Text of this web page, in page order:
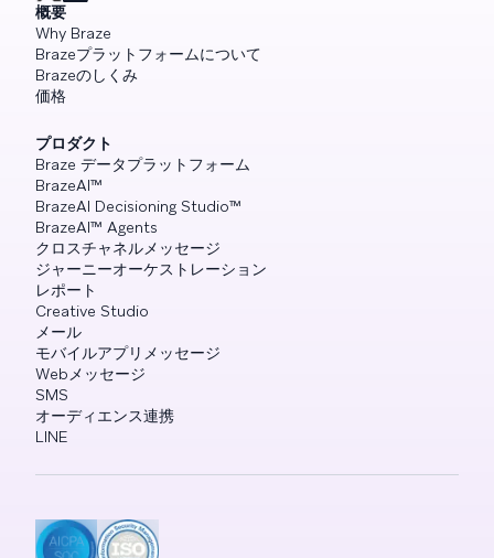
概要
Why Braze
Brazeプラットフォームについて
Brazeのしくみ
価格
プロダクト
Braze データプラットフォーム
BrazeAI™
BrazeAI Decisioning Studio™
BrazeAI™ Agents
クロスチャネルメッセージ
ジャーニーオーケストレーション
レポート
Creative Studio
メール
モバイルアプリメッセージ
Webメッセージ
SMS
オーディエンス連携
LINE